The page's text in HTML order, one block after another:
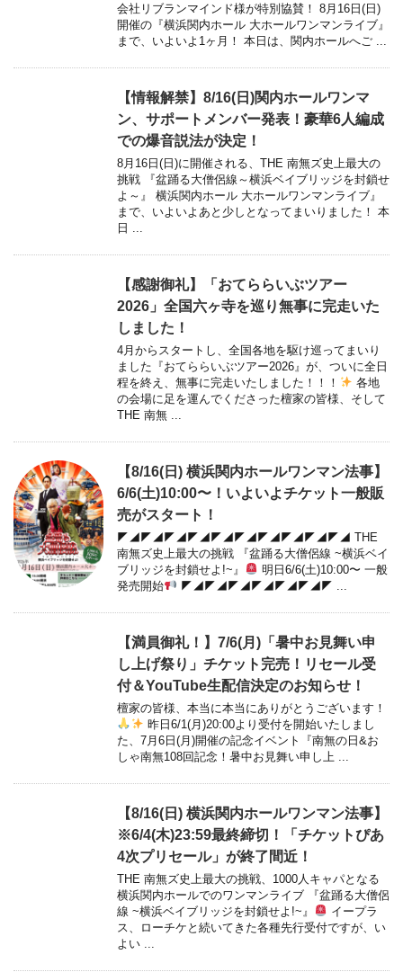
会社リブランマインド様が特別協賛！ 8月16日(日)
開催の『横浜関内ホール 大ホールワンマンライブ』
まで、いよいよ1ヶ月！ 本日は、関内ホールへご ...
【情報解禁】8/16(日)関内ホールワンマ
ン、サポートメンバー発表！豪華6人編成
での爆音説法が決定！
8月16日(日)に開催される、THE 南無ズ史上最大の
挑戦 『盆踊る大僧侶線～横浜ベイブリッジを封鎖せ
よ～』 横浜関内ホール 大ホールワンマンライブ』
まで、いよいよあと少しとなってまいりました！ 本
日 ...
【感謝御礼】「おてららいぶツアー
2026」全国六ヶ寺を巡り無事に完走いた
しました！
4月からスタートし、全国各地を駆け巡ってまいり
ました『おてららいぶツアー2026』が、ついに全日
程を終え、無事に完走いたしました！！！
各地
の会場に足を運んでくださった檀家の皆様、そして
THE 南無 ...
【8/16(日) 横浜関内ホールワンマン法事】
6/6(土)10:00〜！いよいよチケット一般販
売がスタート！
◤◢◤◢◤◢◤◢◤◢◤◢◤◢◤◢◤◢◤◢ THE
南無ズ史上最大の挑戦 『盆踊る大僧侶線 ~横浜ベイ
ブリッジを封鎖せよ!~』
明日6/6(土)10:00〜 一般
発売開始
◤◢◤◢◤◢◤◢◤◢◤◢◤ ...
【満員御礼！】7/6(月)「暑中お見舞い申
し上げ祭り」チケット完売！リセール受
付＆YouTube生配信決定のお知らせ！
檀家の皆様、本当に本当にありがとうございます！
昨日6/1(月)20:00より受付を開始いたしまし
た、7月6日(月)開催の記念イベント『南無の日&お
しゃ南無108回記念！暑中お見舞い申し上 ...
【8/16(日) 横浜関内ホールワンマン法事】
※6/4(木)23:59最終締切！「チケットぴあ
4次プリセール」が終了間近！
THE 南無ズ史上最大の挑戦、1000人キャパとなる
横浜関内ホールでのワンマンライブ 『盆踊る大僧侶
線 ~横浜ベイブリッジを封鎖せよ!~』
イープラ
ス、ローチケと続いてきた各種先行受付ですが、い
よい ...